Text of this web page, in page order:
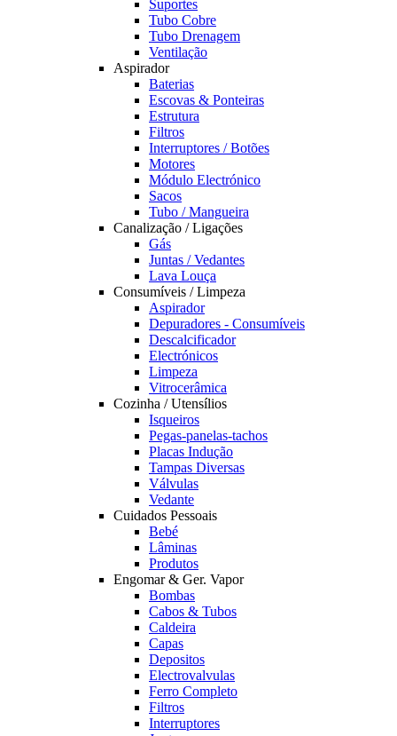
Suportes
Tubo Cobre
Tubo Drenagem
Ventilação
Aspirador
Baterias
Escovas & Ponteiras
Estrutura
Filtros
Interruptores / Botões
Motores
Módulo Electrónico
Sacos
Tubo / Mangueira
Canalização / Ligações
Gás
Juntas / Vedantes
Lava Louça
Consumíveis / Limpeza
Aspirador
Depuradores - Consumíveis
Descalcificador
Electrónicos
Limpeza
Vitrocerâmica
Cozinha / Utensílios
Isqueiros
Pegas-panelas-tachos
Placas Indução
Tampas Diversas
Válvulas
Vedante
Cuidados Pessoais
Bebé
Lâminas
Produtos
Engomar & Ger. Vapor
Bombas
Cabos & Tubos
Caldeira
Capas
Depositos
Electrovalvulas
Ferro Completo
Filtros
Interruptores